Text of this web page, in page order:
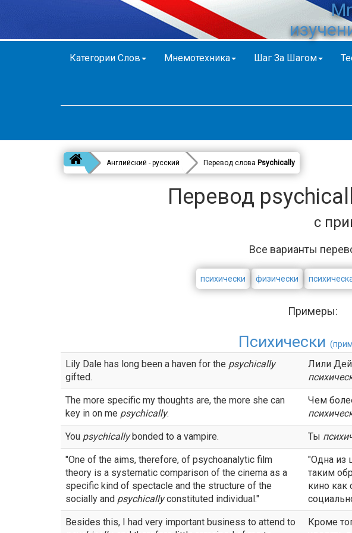
Категории Слов Мнемотехника Шаг За Шагом
Английский - русский Перевод слова Psychically
Перевод
с
Все варианты
психически физически
Примеры:
Психически
Lily Dale has long been a haven for the psychically
gifted.
Лили
The more specific my thoughts are, the more she can
key in on me psychically.
Чем
You psychicallybonded to a vampire. Ты
"One of the aims, therefore, of psychoanalytic film
theory is a systematic comparison of the cinema as a
specific kind of spectacle and the structure of the
socially and psychicallyconstituted individual."
"Одна из
таким
кино как
Besides this, I had very important business to attend to
Кроме